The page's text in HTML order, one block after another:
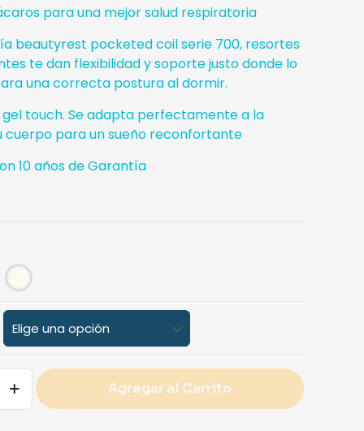
para una mejor salud respiratoria
beautyrest pocketed coil serie 700, resortes
te dan flexibilidad y soporte justo donde lo
una correcta postura al dormir.
gel touch. Se adapta perfectamente a la
cuerpo para un sueño reconfortante
10 años de Garantía
Agregar al Carrito